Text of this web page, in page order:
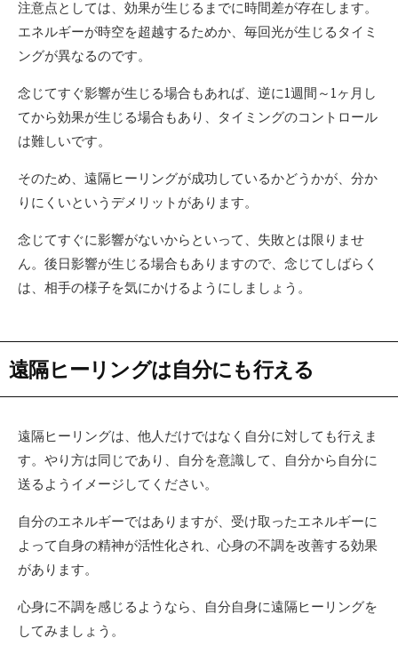
注意点としては、効果が生じるまでに時間差が存在します。
エネルギーが時空を超越するためか、毎回光が生じるタイミ
ングが異なるのです。
念じてすぐ影響が生じる場合もあれば、逆に1週間～1ヶ月し
てから効果が生じる場合もあり、タイミングのコントロール
は難しいです。
そのため、遠隔ヒーリングが成功しているかどうかが、分か
りにくいというデメリットがあります。
念じてすぐに影響がないからといって、失敗とは限りませ
ん。後日影響が生じる場合もありますので、念じてしばらく
は、相手の様子を気にかけるようにしましょう。
遠隔ヒーリングは自分にも行える
遠隔ヒーリングは、他人だけではなく自分に対しても行えま
す。やり方は同じであり、自分を意識して、自分から自分に
送るようイメージしてください。
自分のエネルギーではありますが、受け取ったエネルギーに
よって自身の精神が活性化され、心身の不調を改善する効果
があります。
心身に不調を感じるようなら、自分自身に遠隔ヒーリングを
してみましょう。